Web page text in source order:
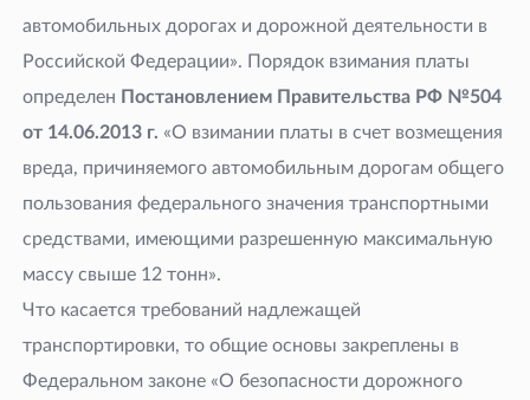
автомобильных дорогах и дорожной деятельности в
Российской Федерации». Порядок взимания платы
определен Постановлением Правительства РФ №504
от 14.06.2013 г. «О взимании платы в счет возмещения
вреда, причиняемого автомобильным дорогам общего
пользования федерального значения транспортными
средствами, имеющими разрешенную максимальную
массу свыше 12 тонн».
Что касается требований надлежащей
транспортировки, то общие основы закреплены в
Федеральном законе «О безопасности дорожного